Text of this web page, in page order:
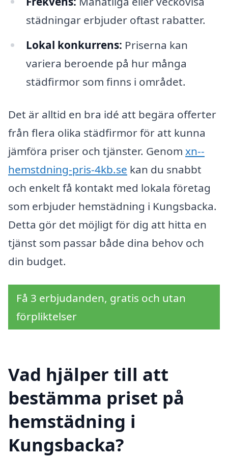
städningar erbjuder oftast rabatter.
Lokal konkurrens: Priserna kan
variera beroende på hur många
städfirmor som finns i området.
Det är alltid en bra idé att begära offerter
från flera olika städfirmor för att kunna
jämföra priser och tjänster. Genom xn--
hemstdning-pris-4kb.se kan du snabbt
och enkelt få kontakt med lokala företag
som erbjuder hemstädning i Kungsbacka.
Detta gör det möjligt för dig att hitta en
tjänst som passar både dina behov och
din budget.
Få 3 erbjudanden, gratis och utan
förpliktelser
Vad hjälper till att
bestämma priset på
hemstädning i
Kungsbacka?